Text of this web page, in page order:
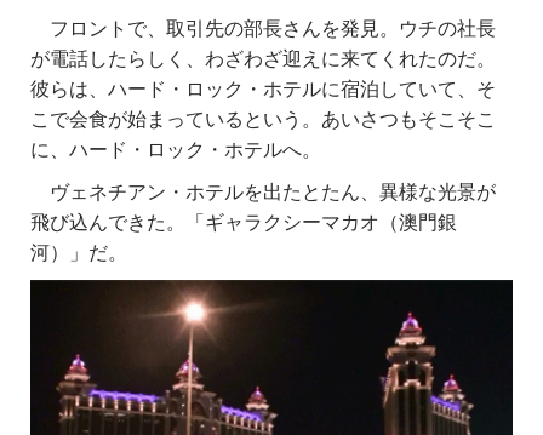
フロントで、取引先の部長さんを発見。ウチの社長
が電話したらしく、わざわざ迎えに来てくれたのだ。
彼らは、ハード・ロック・ホテルに宿泊していて、そ
こで会食が始まっているという。あいさつもそこそこ
に、ハード・ロック・ホテルへ。
ヴェネチアン・ホテルを出たとたん、異様な光景が
飛び込んできた。「ギャラクシーマカオ（澳門銀
河）」だ。